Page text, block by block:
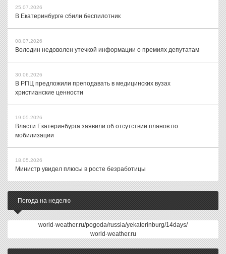
25.07.2026
В Екатеринбурге сбили беспилотник
08.07.2026
Володин недоволен утечкой информации о премиях депутатам
30.06.2026
В РПЦ предложили преподавать в медицинских вузах
христианские ценности
19.05.2026
Власти Екатеринбурга заявили об отсутствии планов по
мобилизации
18.05.2026
Министр увидел плюсы в росте безработицы
Погода на неделю
world-weather.ru/pogoda/russia/yekaterinburg/14days/
world-weather.ru